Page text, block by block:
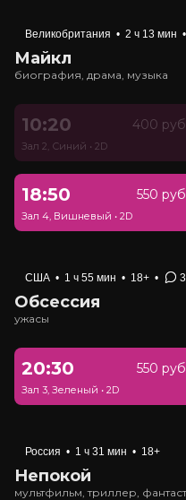
Великобритания • 2 ч 13 мин •
Майкл
биография, драма, музыка
10:20 400
Зал 2, Синий • 2D
18:50 550
Зал 4, Вишневый • 2D
США • 1 ч 55 мин • 18+ • 3
Обсессия
ужасы
20:30 550
Зал 3, Зеленый • 2D
Россия • 1 ч 31 мин • 18+
Непокой
мультфильм, триллер,